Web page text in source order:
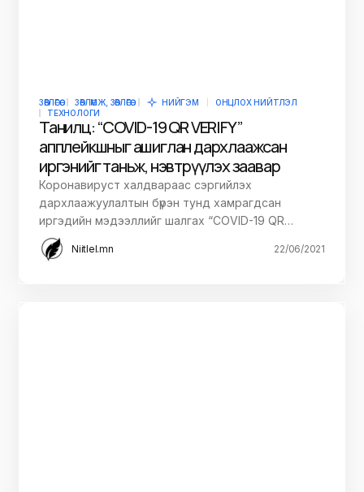
ЗӨВЛӨГӨӨ ЗӨВЛӨМЖ, ЗӨВЛӨГӨӨ НИЙГЭМ
ОНЦЛОХ НИЙТЛЭЛ
ТЕХНОЛОГИ
Танилц: “COVID-19 QR VERIFY”
апплейкшныг ашиглан дархлаажсан
иргэнийг таньж, нэвтрүүлэх заавар
Коронавируст халдвараас сэргийлэх
дархлаажуулалтын бүрэн тунд хамрагдсан
иргэдийн мэдээллийг шалгах “COVID-19 QR…
Niitlel.mn 22/06/2021